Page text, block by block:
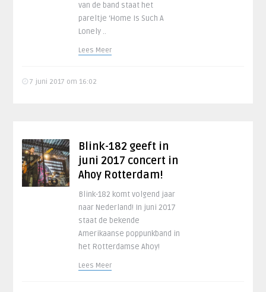
van de band staat het
pareltje ‘Home Is Such A
Lonely ..
Lees Meer
7 juni 2017 om 16:02
Blink-182 geeft in
juni 2017 concert in
Ahoy Rotterdam!
Blink-182 komt volgend jaar
naar Nederland! In juni 2017
staat de bekende
Amerikaanse poppunkband in
het Rotterdamse Ahoy!
Lees Meer